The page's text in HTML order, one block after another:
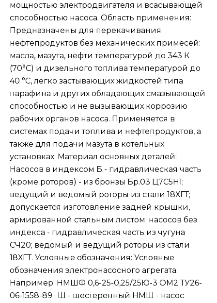
мощностью электродвигателя и всасывающей
способностью насоса. Область применения:
Предназначены для перекачивания
нефтепродуктов без механических примесей:
масла, мазута, нефти температурой до 343 К
(70°C) и дизельного топлива температурой до
40 °C, легко застывающих жидкостей типа
парафина и других обладающих смазывающей
способностью и не вызывающих коррозию
рабочих органов насоса. Применяется в
системах подачи топлива и нефтепродуктов, а
также для подачи мазута в котельных
установках. Материал основных деталей:
Насосов в индексом Б - гидравлическая часть
(кроме роторов) - из бронзы Бр.03 Ц7С5Н1;
ведущий и ведомый роторы из стали 18ХГТ;
допускается изготовление задней крышки,
армированной стальным листом; насосов без
индекса - гидравлическая часть из чугуна
СЧ20; ведомый и ведущий роторы из стали
18ХГТ. Условные обозначения: Условные
обозначения электронасосного агрегата:
Например: НМШФ 0,6-25-0,25/25Ю-3 ОМ2 ТУ26-
06-1558-89 · Ш - шестеренный НМШ - насос